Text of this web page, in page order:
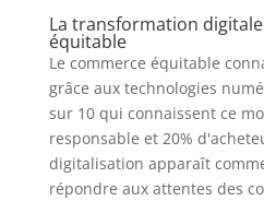
La transformation
équitable
Le commerce équitable
grâce aux technologies
sur 10 qui connaissent ce
responsable et 20%
digitalisation apparaît
répondre aux attentes des